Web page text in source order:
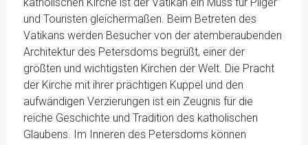
und Touristen gleichermaßen. Beim Betreten des
Vatikans werden Besucher von der atemberaubenden
Architektur des Petersdoms begrüßt, einer der
größten und wichtigsten Kirchen der Welt. Die Pracht
der Kirche mit ihrer prächtigen Kuppel und den
aufwändigen Verzierungen ist ein Zeugnis für die
reiche Geschichte und Tradition des katholischen
Glaubens. Im Inneren des Petersdoms können